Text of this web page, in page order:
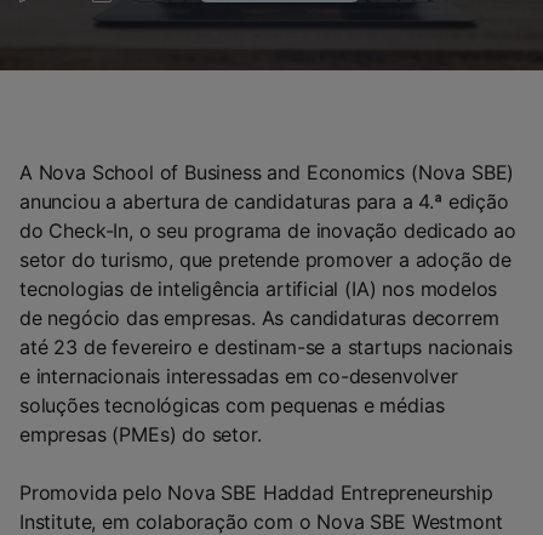
A Nova School of Business and Economics (Nova SBE)
anunciou a abertura de candidaturas para a 4.ª edição
do Check-In, o seu programa de inovação dedicado ao
setor do turismo, que pretende promover a adoção de
tecnologias de inteligência artificial (IA) nos modelos
de negócio das empresas. As candidaturas decorrem
até 23 de fevereiro e destinam-se a startups nacionais
e internacionais interessadas em co-desenvolver
soluções tecnológicas com pequenas e médias
empresas (PMEs) do setor.
Promovida pelo Nova SBE Haddad Entrepreneurship
Institute, em colaboração com o Nova SBE Westmont